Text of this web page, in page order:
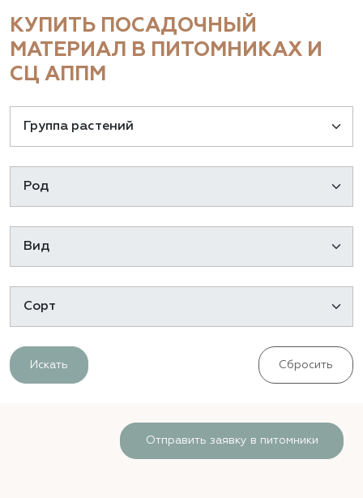
КУПИТЬ ПОСАДОЧНЫЙ
МАТЕРИАЛ В ПИТОМНИКАХ И
СЦ АППМ
Искать Сбросить
Отправить заявку в питомники